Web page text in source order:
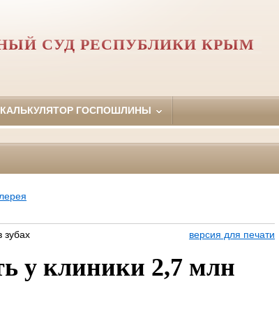
СУД РЕСПУБЛИКИ КРЫМ
КАЛЬКУЛЯТОР ГОСПОШЛИНЫ
зубах
версия для печати
у клиники 2,7 млн